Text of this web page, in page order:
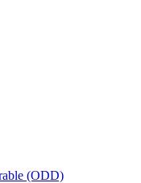
(ODD)